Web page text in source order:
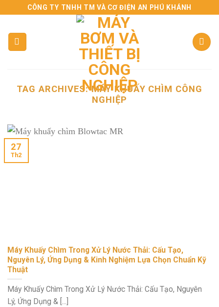
content
CÔNG TY TNHH TM VÀ CƠ ĐIỆN AN PHÚ KHÁNH
TAG ARCHIVES:MÁY KHUẤY CHÌM CÔNG
NGHIỆP
Máy Khuấy Chìm Trong Xử Lý Nước Thải: Cấu Tạo,
Nguyên Lý, Ứng Dụng & Kinh Nghiệm Lựa Chọn Chuẩn Kỹ
Thuật
Máy Khuấy Chìm Trong Xử Lý Nước Thải: Cấu Tạo, Nguyên
Lý, Ứng Dụng & [...]
27
Th2